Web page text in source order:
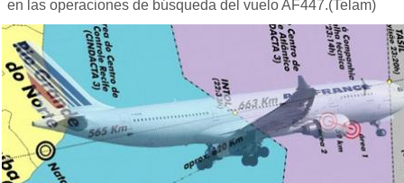
en las operaciones de búsqueda del vuelo AF447.(Telam)